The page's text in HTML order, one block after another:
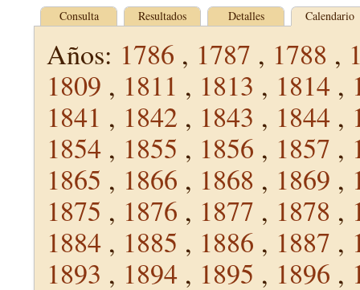
Consulta Resultados Detalles Calendario
Años: 1786 , 1787 , 1788 ,
1809 , 1811 , 1813 , 1814 ,
1841 , 1842 , 1843 , 1844 ,
1854 , 1855 , 1856 , 1857 ,
1865 , 1866 , 1868 , 1869 ,
1875 , 1876 , 1877 , 1878 ,
1884 , 1885 , 1886 , 1887 ,
1893 , 1894 , 1895 , 1896 ,